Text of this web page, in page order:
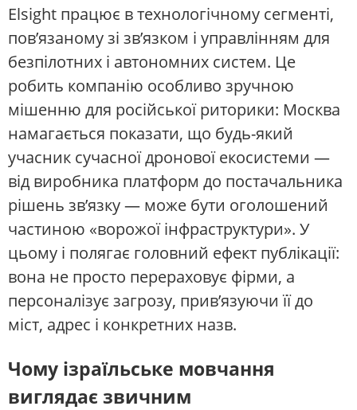
Elsight працює в технологічному сегменті,
пов’язаному зі зв’язком і управлінням для
безпілотних і автономних систем. Це
робить компанію особливо зручною
мішенню для російської риторики: Москва
намагається показати, що будь-який
учасник сучасної дронової екосистеми —
від виробника платформ до постачальника
рішень зв’язку — може бути оголошений
частиною «ворожої інфраструктури». У
цьому і полягає головний ефект публікації:
вона не просто перераховує фірми, а
персоналізує загрозу, прив’язуючи її до
міст, адрес і конкретних назв.
Чому ізраїльське мовчання
виглядає звичним